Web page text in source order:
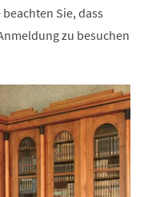
Sie, dass
zu besuchen